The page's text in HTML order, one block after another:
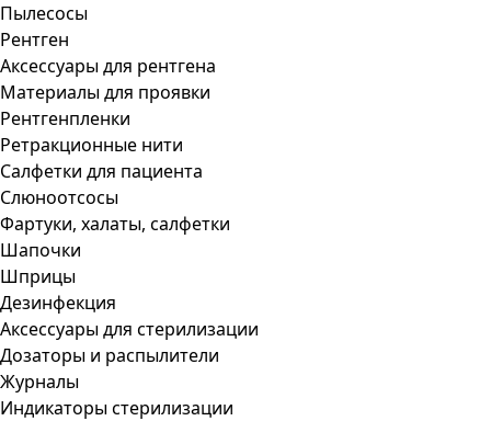
Пылесосы
Рентген
Аксессуары для рентгена
Материалы для проявки
Рентгенпленки
Ретракционные нити
Салфетки для пациента
Слюноотсосы
Фартуки, халаты, салфетки
Шапочки
Шприцы
Дезинфекция
Аксессуары для стерилизации
Дозаторы и распылители
Журналы
Индикаторы стерилизации